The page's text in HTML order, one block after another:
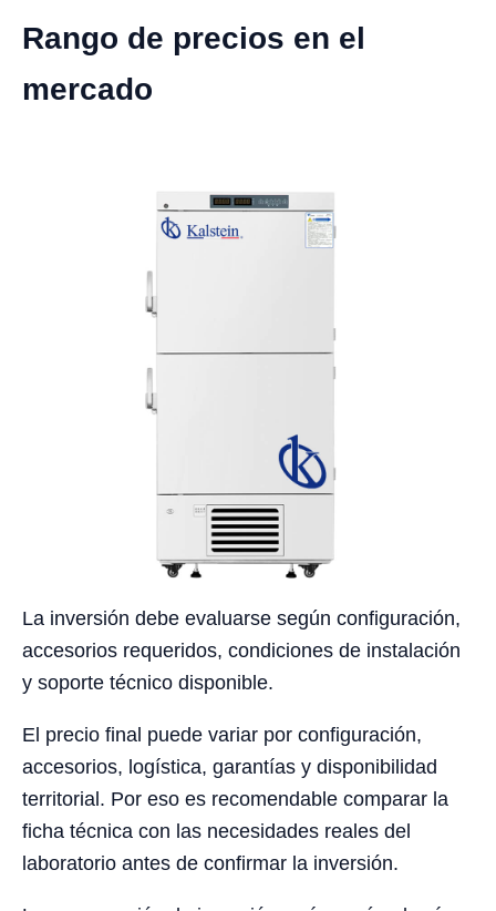
Rango de precios en el
mercado
La inversión debe evaluarse según configuración,
accesorios requeridos, condiciones de instalación
y soporte técnico disponible.
El precio final puede variar por configuración,
accesorios, logística, garantías y disponibilidad
territorial. Por eso es recomendable comparar la
ficha técnica con las necesidades reales del
laboratorio antes de confirmar la inversión.